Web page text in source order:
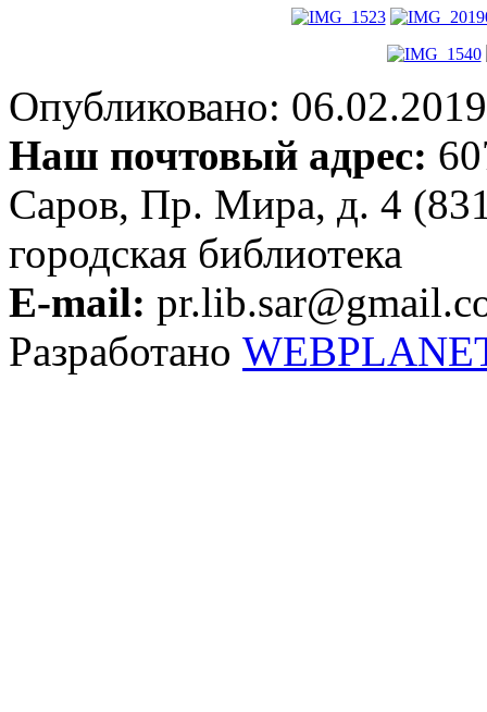
Опубликовано:
Наш почтовый адрес:
Саров, Пр. Мира, д. 4
городская библиотека
E-mail:
Разработано